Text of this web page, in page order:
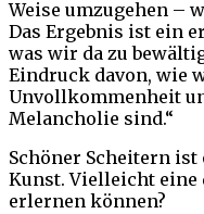
Weise umzugehen –
Das Ergebnis ist ein
was wir da zu
Eindruck davon, wie
Unvollkommenheit
Melancholie sind.“
Schöner Scheitern ist
Kunst. Vielleicht
erlernen können?